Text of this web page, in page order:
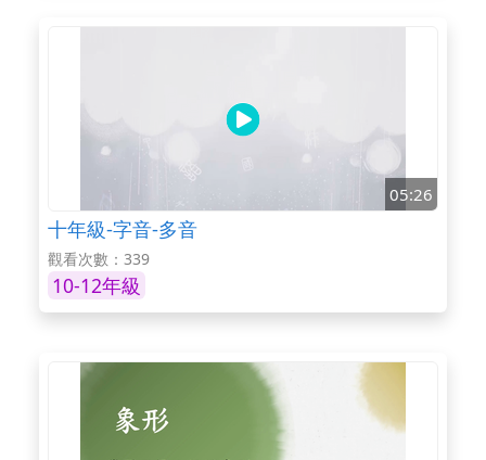
05:26
十年級-字音-多音
觀看次數：339
10-12年級